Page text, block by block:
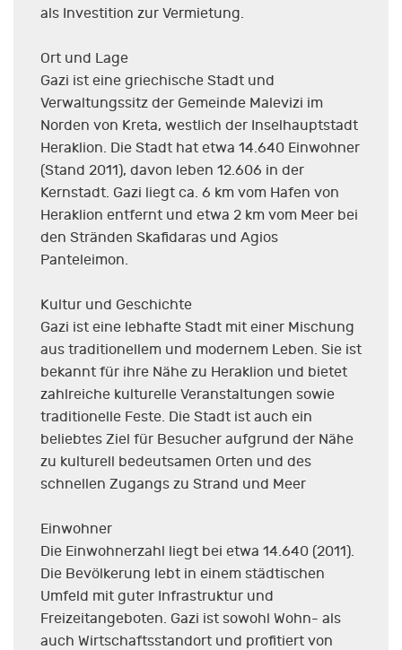
als Investition zur Vermietung.
Ort und Lage
Gazi ist eine griechische Stadt und
Verwaltungssitz der Gemeinde Malevizi im
Norden von Kreta, westlich der Inselhauptstadt
Heraklion. Die Stadt hat etwa 14.640 Einwohner
(Stand 2011), davon leben 12.606 in der
Kernstadt. Gazi liegt ca. 6 km vom Hafen von
Heraklion entfernt und etwa 2 km vom Meer bei
den Stränden Skafidaras und Agios
Panteleimon.
Kultur und Geschichte
Gazi ist eine lebhafte Stadt mit einer Mischung
aus traditionellem und modernem Leben. Sie ist
bekannt für ihre Nähe zu Heraklion und bietet
zahlreiche kulturelle Veranstaltungen sowie
traditionelle Feste. Die Stadt ist auch ein
beliebtes Ziel für Besucher aufgrund der Nähe
zu kulturell bedeutsamen Orten und des
schnellen Zugangs zu Strand und Meer
Einwohner
Die Einwohnerzahl liegt bei etwa 14.640 (2011).
Die Bevölkerung lebt in einem städtischen
Umfeld mit guter Infrastruktur und
Freizeitangeboten. Gazi ist sowohl Wohn- als
auch Wirtschaftsstandort und profitiert von